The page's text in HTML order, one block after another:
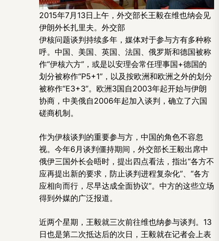
2015年7月13日上午，外交部长王毅在维也纳会见
伊朗外长扎里夫。外交部
伊核问题谈判持续多年，媒体对于参与方有多种称
呼。中国、美国、英国、法国、俄罗斯和德国被称
作“伊核六方”，或是以安理会常任理事国+德国的
划分被称作“P5+1”，以及按欧洲和欧洲之外的划分
被称作“E3+3”。欧洲3国自2003年起开始与伊朗
协商，中美俄自2006年起加入谈判，确立了六国
磋商机制。
作为伊核谈判的重要参与方，中国的角色不容忽
视。今年6月谈判僵持期间，外交部长王毅出席中
俄伊三国外长会晤时，提出四点看法，指出“各方不
应再提出新的要求，防止谈判进程复杂化”、“各方
应相向而行，尽早达成全面协议”。中方的这些立场
得到外媒的广泛报道。
近两个星期，王毅就三次前往维也纳参与谈判。13
日也是第二次抵达后的次日，王毅就在记者会上表